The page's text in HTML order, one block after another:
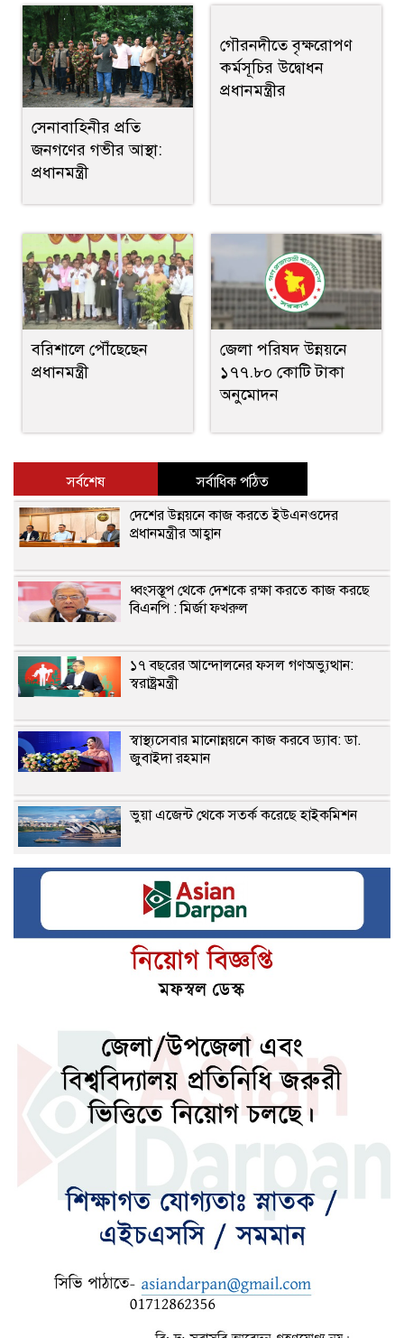
সেনাবাহিনীর প্রতি
জনগণের গভীর আস্থা:
প্রধানমন্ত্রী
গৌরনদীতে বৃক্ষরোপণ
কর্মসূচির উদ্বোধন
প্রধানমন্ত্রীর
বরিশালে পৌঁছেছেন
প্রধানমন্ত্রী
জেলা পরিষদ উন্নয়নে
১৭৭.৮০ কোটি টাকা
অনুমোদন
সর্বশেষ
সর্বাধিক পঠিত
দেশের উন্নয়নে কাজ করতে ইউএনওদের
প্রধানমন্ত্রীর আহ্বান
ধ্বংসস্তূপ থেকে দেশকে রক্ষা করতে কাজ করছে
বিএনপি : মির্জা ফখরুল
১৭ বছরের আন্দোলনের ফসল গণঅভ্যুত্থান:
স্বরাষ্ট্রমন্ত্রী
স্বাস্থ্যসেবার মানোন্নয়নে কাজ করবে ড্যাব: ডা.
জুবাইদা রহমান
ভুয়া এজেন্ট থেকে সতর্ক করেছে হাইকমিশন
সালমান শাহ’র মৃত্যু নিয়ে মুখ খুললেন শাবনূর
১৬ আগস্ট কিশোরগঞ্জ সফরে যাবেন প্রধানমন্ত্রী
মধ্যপ্রাচ্যে নতুন আঞ্চলিক শক্তি
বিশ্ববাজারে জ্বালানি তেলের দামে বেড়েছে
এসএসসির ফলাফল জানতে যুক্ত হলো নতুন নম্বর